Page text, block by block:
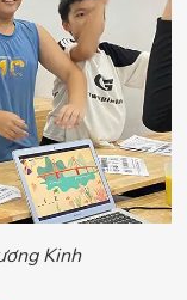
Kinh